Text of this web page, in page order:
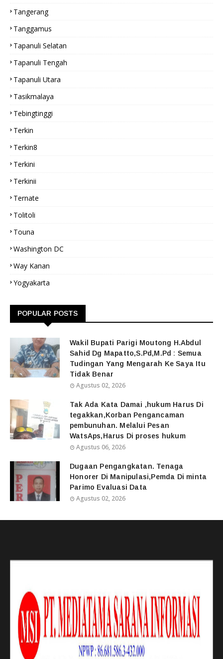
Tangerang
Tanggamus
Tapanuli Selatan
Tapanuli Tengah
Tapanuli Utara
Tasikmalaya
Tebingtinggi
Terkin
Terkin8
Terkini
Terkinii
Ternate
Tolitoli
Touna
Washington DC
Way Kanan
Yogyakarta
POPULAR POSTS
Wakil Bupati Parigi Moutong H.Abdul
Sahid Dg Mapatto,S.Pd,M.Pd : Semua
Tudingan Yang Mengarah Ke Saya Itu
Tidak Benar
Agustus 02, 2026
Tak Ada Kata Damai ,hukum Harus Di
tegakkan,Korban Pengancaman
pembunuhan. Melalui Pesan
WatsAps,Harus Di proses hukum
Agustus 06, 2026
Dugaan Pengangkatan. Tenaga
Honorer Di Manipulasi,Pemda Di minta
Parimo Evaluasi Data
Agustus 02, 2026